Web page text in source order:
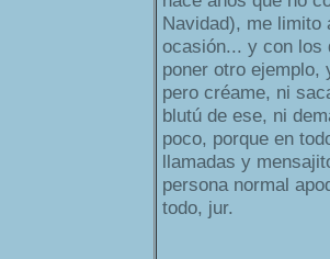
Navidad), me limito
ocasión... y con los
poner otro ejemplo,
pero créame, ni
blutú de ese, ni
poco, porque en
llamadas y
persona normal
todo, jur.